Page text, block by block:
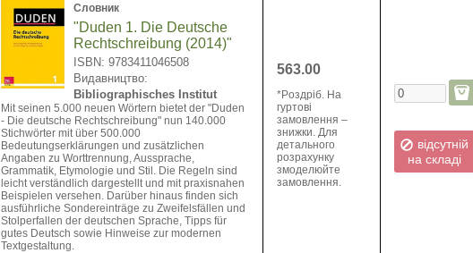
Словник
"Duden 1. Die Deutsche
Rechtschreibung (2014)"
ISBN: 9783411046508
Видавництво:
Bibliographisches Institut
Mit seinen 5.000 neuen Wörtern bietet der "Duden
- Die deutsche Rechtschreibung" nun 140.000
Stichwörter mit über 500.000
Bedeutungserklärungen und zusätzlichen
Angaben zu Worttrennung, Aussprache,
Grammatik, Etymologie und Stil. Die Regeln sind
leicht verständlich dargestellt und mit praxisnahen
Beispielen versehen. Darüber hinaus finden sich
ausführliche Sondereinträge zu Zweifelsfällen und
Stolperfallen der deutschen Sprache, Tipps für
gutes Deutsch sowie Hinweise zur modernen
Textgestaltung.
563.00
*Pоздріб. На
гуртові
замовлення –
знижки. Для
детального
розрахунку
змоделюйте
замовлення.
відсутній
на складі